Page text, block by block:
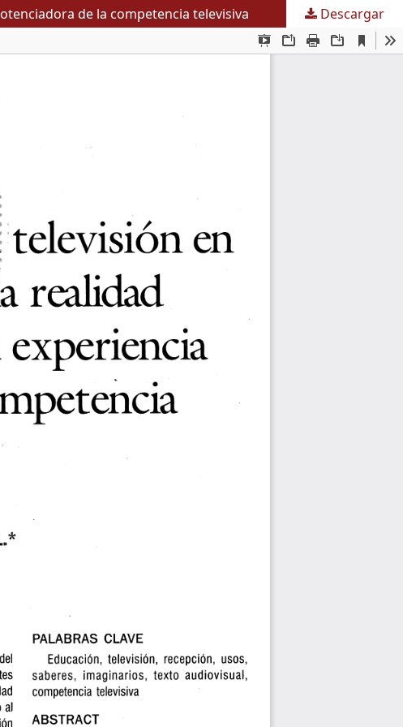
de la competencia televisiva Descargar